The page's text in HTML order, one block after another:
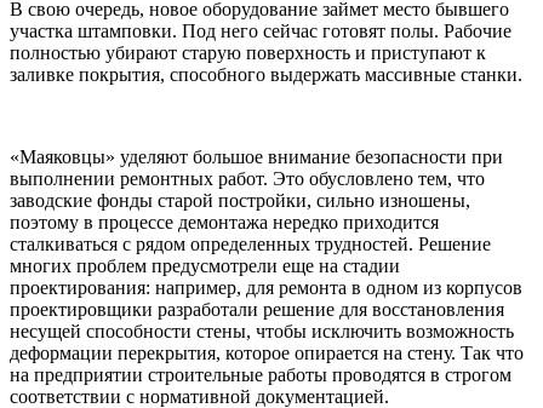
В свою очередь, новое оборудование займет место бывшего
участка штамповки. Под него сейчас готовят полы. Рабочие
полностью убирают старую поверхность и приступают к
заливке покрытия, способного выдержать массивные станки.
«Маяковцы» уделяют большое внимание безопасности при
выполнении ремонтных работ. Это обусловлено тем, что
заводские фонды старой постройки, сильно изношены,
поэтому в процессе демонтажа нередко приходится
сталкиваться с рядом определенных трудностей. Решение
многих проблем предусмотрели еще на стадии
проектирования: например, для ремонта в одном из корпусов
проектировщики разработали решение для восстановления
несущей способности стены, чтобы исключить возможность
деформации перекрытия, которое опирается на стену. Так что
на предприятии строительные работы проводятся в строгом
соответствии с нормативной документацией.